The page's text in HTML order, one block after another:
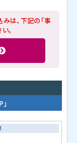
は、下記の「事
。